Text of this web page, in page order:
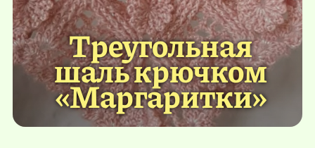
Треугольная
шаль крючком
«Маргаритки»